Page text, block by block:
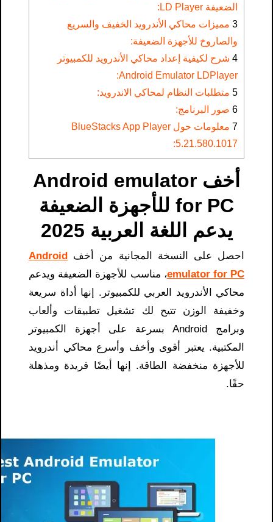
الضعيفة LD Player:
3 مميزات محاكي الأندرويد الخفيف والسريع
والصاروخ للأجهزة الضعيفة:
4 شرح لكيفية إعداد محاكي الأندرويد للكمبيوتر
Android Emulator LDPlayer:
5 متطلبات النظام لمحاكي الاندرويد:
6 صور البرنامج:
7
معلومات حول BlueStacks App Player
5.21.580.1017:
أخف Android emulator
for PC للأجهزة الضعيفة
يدعم اللغة العربية 2025
احصل على النسخة المجانية من أخف
Android
emulator for PC، مناسب للأجهزة الضعيفة ويدعم
محاكي الأندرويد العربي للكمبيوتر. إنها أداة سريعة
وخفيفة الوزن تتيح لك تشغيل تطبيقات وألعاب
وبرامج Android بسرعة على أجهزة الكمبيوتر
المكتبية. يعتبر أقوى وأخف وأسرع محاكي أندرويد
للأجهزة منخفضة الطاقة. إنها أيضًا فريدة ومذهلة
حقًا.